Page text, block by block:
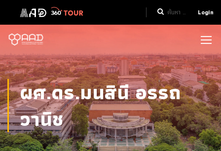
Login
ผศ.ดร.มนสินี อรรถ
วานิช